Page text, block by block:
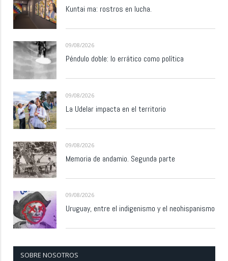
Kuntai ma: rostros en lucha.
09/08/2026
Péndulo doble: lo errático como política
09/08/2026
La Udelar impacta en el territorio
09/08/2026
Memoria de andamio. Segunda parte
09/08/2026
Uruguay, entre el indigenismo y el neohispanismo
SOBRE NOSOTROS